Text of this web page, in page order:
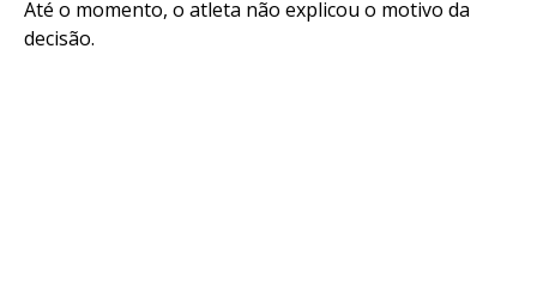
Até o momento, o atleta não explicou o motivo da
decisão.